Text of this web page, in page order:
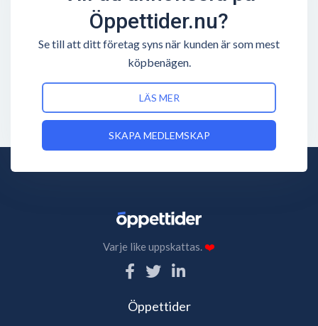
snabbast växande gymkedja. I dagsläget finns över
150 anläggningar i 4 länder.
Öppettider.nu?
Se till att ditt företag syns när kunden är som mest
köpbenägen.
LÄS MER
SKAPA MEDLEMSKAP
Varje like uppskattas.❤️
Öppettider